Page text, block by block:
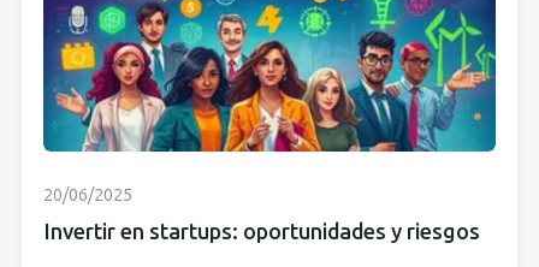
20/06/2025
Invertir en startups: oportunidades y riesgos